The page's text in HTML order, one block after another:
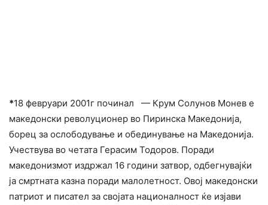
*18 февруари 2001г починал — Крум Солунов Монев е
македонски револуционер во Пиринска Македонија,
борец за ослободување и обединување на Македонија.
Учествува во четата Герасим Тодоров. Поради
македонизмот издржал 16 години затвор, одбегнувајќи
ја смртната казна поради малолетност. Овој македонски
патриот и писател за својата националност ќе изјави